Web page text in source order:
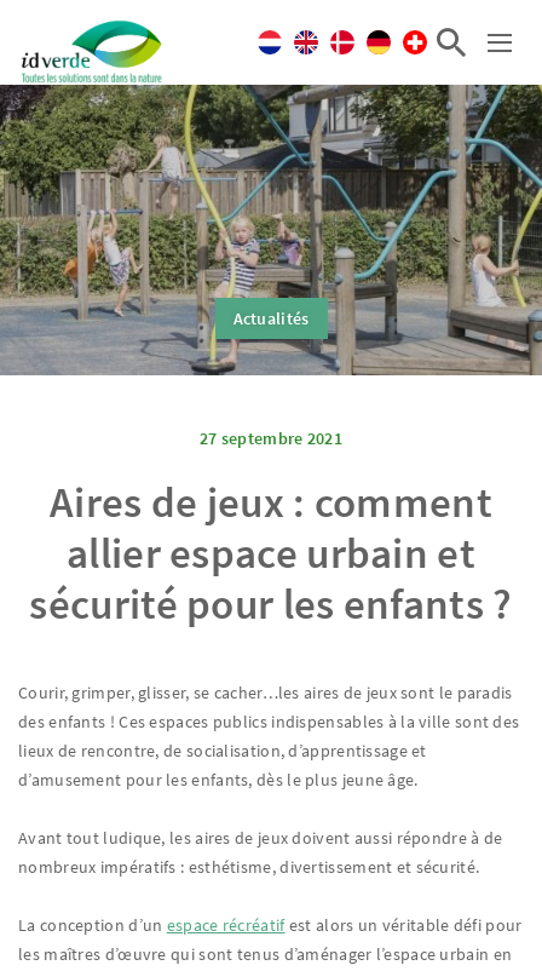
Actualités
27 septembre 2021
Aires de jeux : comment
allier espace urbain et
sécurité pour les enfants ?
Courir, grimper, glisser, se cacher…les aires de jeux sont le paradis
des enfants ! Ces espaces publics indispensables à la ville sont des
lieux de rencontre, de socialisation, d’apprentissage et
d’amusement pour les enfants, dès le plus jeune âge.
Avant tout ludique, les aires de jeux doivent aussi répondre à de
nombreux impératifs : esthétisme, divertissement et sécurité.
La conception d’un espace récréatifest alors un véritable défi pour
les maîtres d’œuvre qui sont tenus d’aménager l’espace urbain en